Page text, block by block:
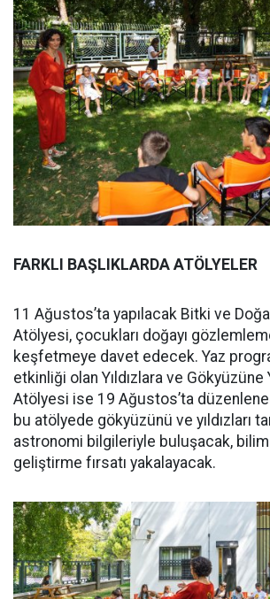
FARKLI BAŞLIKLARDA ATÖLYELER
11 Ağustos’ta yapılacak Bitki ve
Atölyesi, çocukları doğayı
keşfetmeye davet edecek. Yaz
etkinliği olan Yıldızlara ve
Atölyesi ise 19 Ağustos’ta
bu atölyede gökyüzünü ve yıldızları
astronomi bilgileriyle buluşacak,
geliştirme fırsatı yakalayacak.